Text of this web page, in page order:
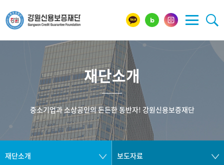
재단소개
중소기업과 소상공인의 든든한 동반자! 강원신용보증재단
재단소개 보도자료